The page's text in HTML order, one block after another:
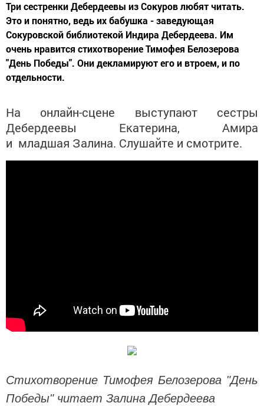
Три сестренки Дебердеевы из Сокуров любят читать.
Это и понятно, ведь их бабушка - заведующая
Сокуровской библиотекой Индира Дебердеева. Им
очень нравится стихотворение Тимофея Белозерова
"День Победы". Они декламируют его и втроем, и по
отдельности.
На онлайн-сцене выступают сестры
Дебердеевы Екатерина, Амира
и младшая Залина. Слушайте и смотрите.
Стихотворение Тимофея Белозерова "День
Победы" читает Залина Дебердеева